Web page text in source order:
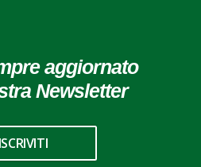
aggiornato
Newsletter
ISCRIVITI